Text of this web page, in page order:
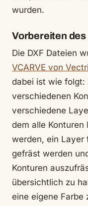
wurden.
Vorbereiten des
Die DXF Dateien
VCARVE von
dabei ist wie folgt:
verschiedenen
verschiedene
dem alle Konturen
werden, ein Layer
gefräst werden
Konturen
übersichtlich zu
eine eigene Farbe